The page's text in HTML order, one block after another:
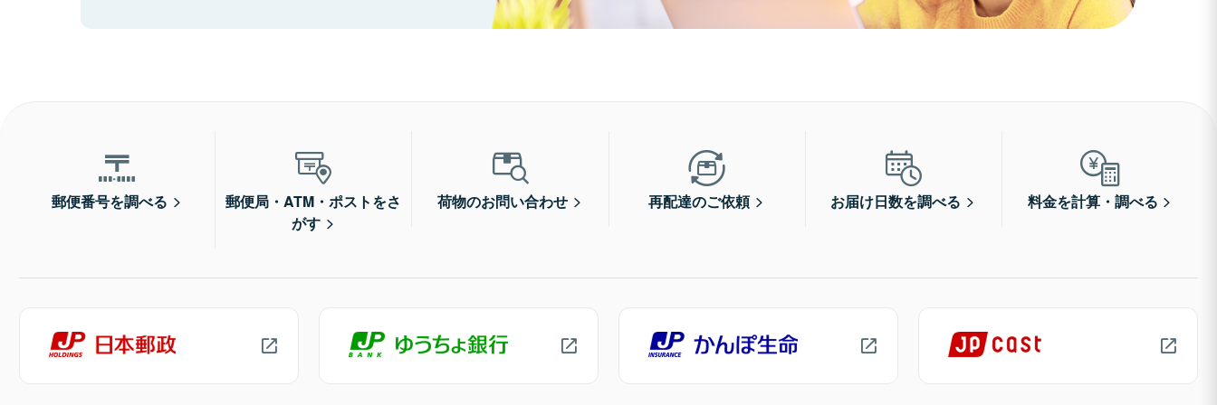
郵便番号を調べる
郵便局・ATM・ポストをさ
がす
荷物のお問い合わせ 再配達のご依頼 お届け日数を調べる 料金を計算・調べる